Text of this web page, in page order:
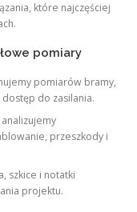
które najczęściej
pomiary
pomiarów bramy,
do zasilania.
analizujemy
przeszkody i
szkice i notatki
projektu.